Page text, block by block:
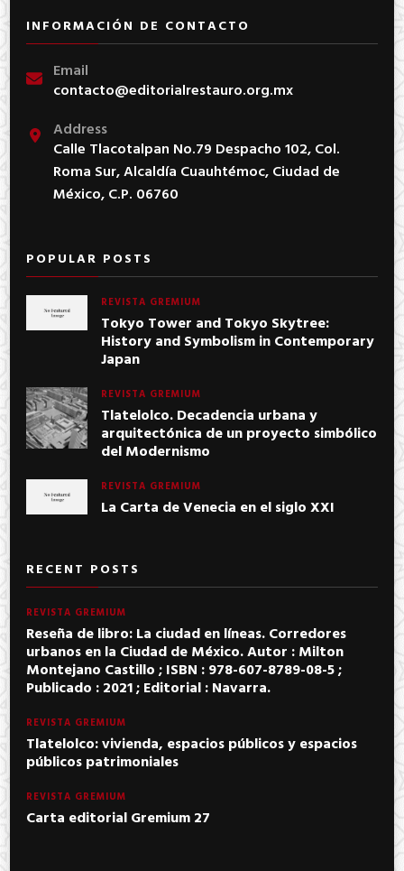
INFORMACIÓN DE CONTACTO
Email
contacto@editorialrestauro.org.mx
Address
Calle Tlacotalpan No.79 Despacho 102, Col.
Roma Sur, Alcaldía Cuauhtémoc, Ciudad de
México, C.P. 06760
POPULAR POSTS
REVISTA GREMIUM
Tokyo Tower and Tokyo Skytree:
History and Symbolism in Contemporary
Japan
REVISTA GREMIUM
Tlatelolco. Decadencia urbana y
arquitectónica de un proyecto simbólico
del Modernismo
REVISTA GREMIUM
La Carta de Venecia en el siglo XXI
RECENT POSTS
REVISTA GREMIUM
Reseña de libro: La ciudad en líneas. Corredores
urbanos en la Ciudad de México. Autor : Milton
Montejano Castillo ; ISBN : 978-607-8789-08-5 ;
Publicado : 2021 ; Editorial : Navarra.
REVISTA GREMIUM
Tlatelolco: vivienda, espacios públicos y espacios
públicos patrimoniales
REVISTA GREMIUM
Carta editorial Gremium 27